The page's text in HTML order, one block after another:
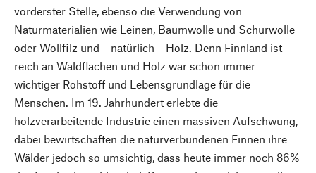
vorderster Stelle, ebenso die Verwendung von
Naturmaterialien wie Leinen, Baumwolle und Schurwolle
oder Wollfilz und – natürlich – Holz. Denn Finnland ist
reich an Waldflächen und Holz war schon immer
wichtiger Rohstoff und Lebensgrundlage für die
Menschen. Im 19. Jahrhundert erlebte die
holzverarbeitende Industrie einen massiven Aufschwung,
dabei bewirtschaften die naturverbundenen Finnen ihre
Wälder jedoch so umsichtig, dass heute immer noch 86%